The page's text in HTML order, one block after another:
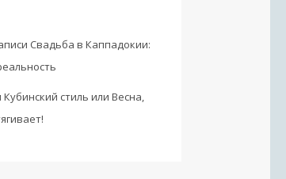
Свадьба в Каппадокии:
Кубинский стиль или Весна,